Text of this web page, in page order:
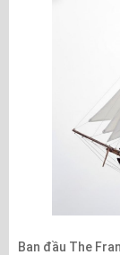
Ban đầu The